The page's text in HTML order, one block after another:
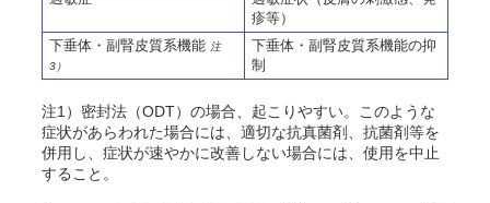
疹等）
下垂体・副腎皮質系機能 注
3）
下垂体・副腎皮質系機能の抑
制
注1）密封法（ODT）の場合、起こりやすい。このような
症状があらわれた場合には、適切な抗真菌剤、抗菌剤等を
併用し、症状が速やかに改善しない場合には、使用を中止
すること。